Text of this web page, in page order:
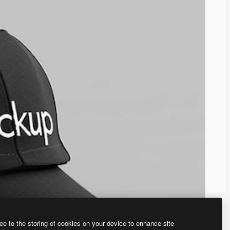
to the storing of cookies on your device to enhance site